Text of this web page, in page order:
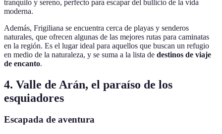
tranquilo y sereno, perfecto para escapar del bullicio de la vida
moderna.
Además, Frigiliana se encuentra cerca de playas y senderos
naturales, que ofrecen algunas de las mejores rutas para caminatas
en la región. Es el lugar ideal para aquellos que buscan un refugio
en medio de la naturaleza, y se suma a la lista de destinos de viaje
de encanto.
4. Valle de Arán, el paraíso de los
esquiadores
Escapada de aventura